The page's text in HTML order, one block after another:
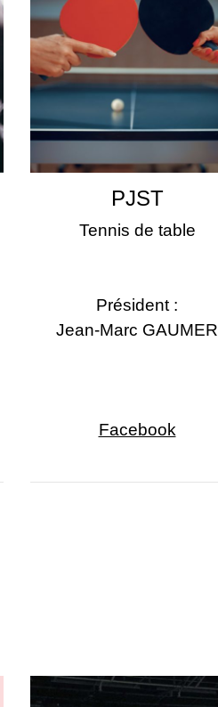
PJST
Tennis de table
Président :
Jean-Marc GAUMER
Facebook